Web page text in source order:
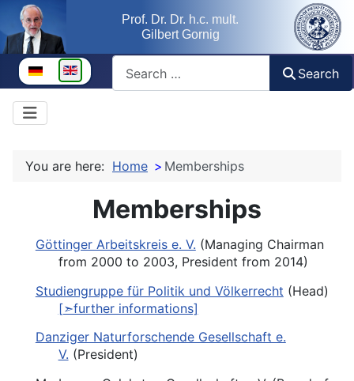
Prof. Dr. Dr. h.c. mult.
Gilbert Gornig
Select your language Search
You are here: Home Memberships
Memberships
Göttinger Arbeitskreis e. V. (Managing Chairman
from 2000 to 2003, President from 2014)
Studiengruppe für Politik und Völkerrecht (Head)
[➣further informations]
Danziger Naturforschende Gesellschaft e.
V. (President)